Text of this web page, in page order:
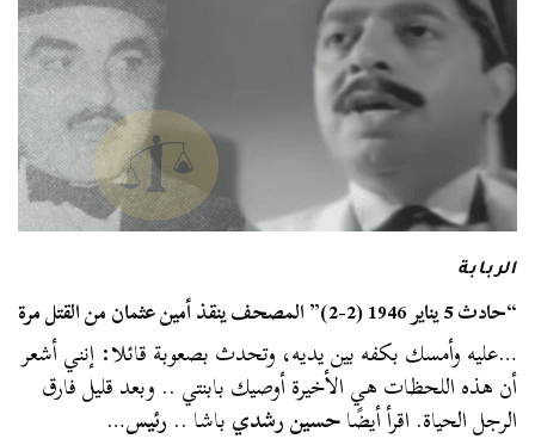
الربابة
“حادث 5 يناير 1946 (2-2)” المصحف ينقذ أمين عثمان من القتل مرة
…عليه وأمسك بكفه بين يديه، وتحدث بصعوبة قائلا: إنني أشعر
أن هذه اللحظات هي الأخيرة أوصيك بابنتي .. وبعد قليل فارق
الرجل الحياة. اقرأ أيضًاحسين رشديباشا .. رئيس…